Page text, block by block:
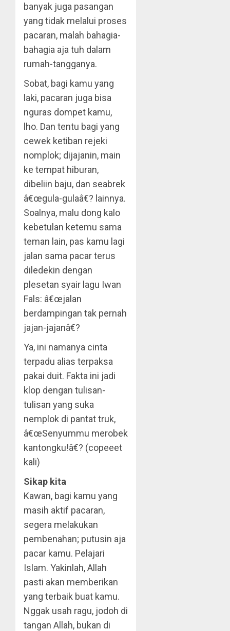
banyak juga pasangan
yang tidak melalui proses
pacaran, malah bahagia-
bahagia aja tuh dalam
rumah-tangganya.
Sobat, bagi kamu yang
laki, pacaran juga bisa
nguras dompet kamu,
lho. Dan tentu bagi yang
cewek ketiban rejeki
nomplok; dijajanin, main
ke tempat hiburan,
dibeliin baju, dan seabrek
â€œgula-gulaâ€? lainnya.
Soalnya, malu dong kalo
kebetulan ketemu sama
teman lain, pas kamu lagi
jalan sama pacar terus
diledekin dengan
plesetan syair lagu Iwan
Fals: â€œjalan
berdampingan tak pernah
jajan-jajanâ€?
Ya, ini namanya cinta
terpadu alias terpaksa
pakai duit. Fakta ini jadi
klop dengan tulisan-
tulisan yang suka
nemplok di pantat truk,
â€œSenyummu merobek
kantongku!â€? (copeeet
kali)
Sikap kita
Kawan, bagi kamu yang
masih aktif pacaran,
segera melakukan
pembenahan; putusin aja
pacar kamu. Pelajari
Islam. Yakinlah, Allah
pasti akan memberikan
yang terbaik buat kamu.
Nggak usah ragu, jodoh di
tangan Allah, bukan di